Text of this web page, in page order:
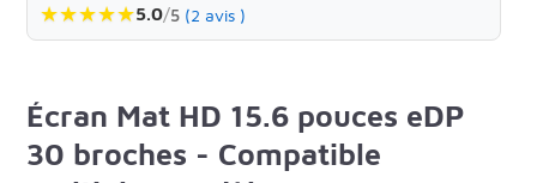
★★★★★5.0/5 (2 avis )
Écran Mat HD 15.6 pouces eDP
30 broches - Compatible